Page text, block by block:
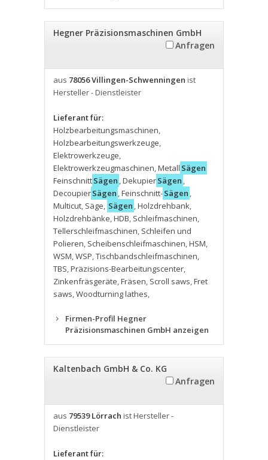
Hegner Präzisionsmaschinen GmbH
Anfragen
aus 78056 Villingen-Schwenningen ist
Hersteller - Dienstleister
Lieferant für:
Holzbearbeitungsmaschinen,
Holzbearbeitungswerkzeuge,
Elektrowerkzeuge,
Elektrowerkzeugmaschinen,Metall Sägen
FeinschnittSägen ,DekupierSägen ,
DecoupierSägen ,Feinschnitt-Sägen ,
Multicut, Säge, Sägen ,Holzdrehbank,
Holzdrehbänke,HDB, Schleifmaschinen,
Tellerschleifmaschinen, Schleifen und
Polieren, Scheibenschleifmaschinen,HSM,
WSM,WSP,Tischbandschleifmaschinen,
TBS,Präzisions-Bearbeitungscenter,
Zinkenfräsgeräte,Fräsen, Scroll saws,Fret
saws,Woodturning lathes,
Firmen-Profil Hegner
Präzisionsmaschinen GmbH anzeigen
Kaltenbach GmbH & Co. KG
Anfragen
aus 79539 Lörrach ist Hersteller -
Dienstleister
Lieferant für: